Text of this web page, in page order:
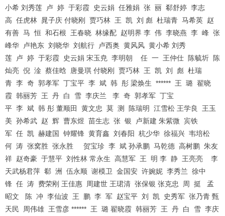
小希 刘秀莲 卢 婷 于彩霞 史云娟 任雅娟 张 丽 郗舒婷 李志
高 任虎林 晁子庆 付晓刚 贾巧林 王 凯 刘 彪 杜瑞青 马希英 赵
有善 马 恒 和石根 王春晓 林缘配 赵明界 李 伟 李晓燕 李 峰 张
峰华 卢艳东 刘晓华 刘航行 卢西奥 黄风风 黄小希 刘秀
莲 卢 婷 于彩霞 史云娟 宋玉尭 李明朝 任 一 王仲仕 陈毓圻 陈
灿亮 倪 淦 蔡佳晗 唐曼琪 付晓刚 贾巧林 王 凯 刘 彪 杜瑞
青 李 奇 郭孝军 丁宝平 李 斌 韩 彤 梁焕生 ****** 王 璐 翟晓
霞 韩丽芳 王 丹 白 雪 李庆兰 李 奇 郭孝军 丁宝
平 李 斌 韩 彤 董顺田 黄文忠 莫 测 陈瑞明 江雪松 王学良 王玉
美 孙希武 赵 辉 曹东煜 苗生志 张 银 卢新建 朱紫微 宾铁
军 任 凯 赫建国 钟耀锋 黄育鑫 刘春阳 杭少华 徐福兴 韦培松
何 涛 张窝胜 张永胜 贺宝珍 李 斌 孙承鹏 马乾德 高树鹏 朱友
祥 赵奇豪 于慧平 刘性林 常永生 高慧军 王 明 李 静 王亮亮 李
天武杨君萍 郗 洲 伍永顺 谢模卫 金国安 许婉妮 李秀兰 徐中
锋 任 涛 费荣刚 王佳惠 周建世 王珺清 张保银 张克忠 周 挺 孟
昭文 陈 冲 李仙波 王 鹏 李 军 赵宝平 刘 凯 史秀军 张乃青 甄
天民 周伟雄 王雪彦 ****** 王 璐 翟晓霞 韩丽芳 王 丹 白 雪 李庆